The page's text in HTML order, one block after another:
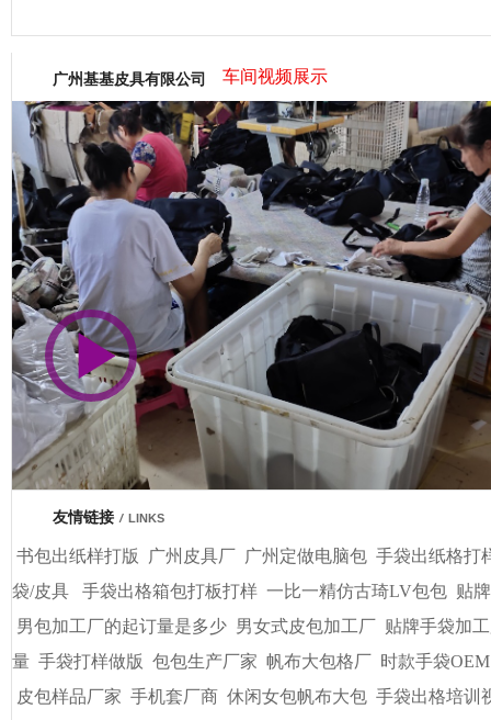
市商会会员单位
广州基基皮具有限公司 车间视频展示